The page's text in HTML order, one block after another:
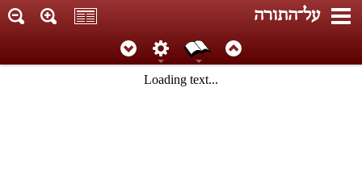
על־התורה
Loading text...